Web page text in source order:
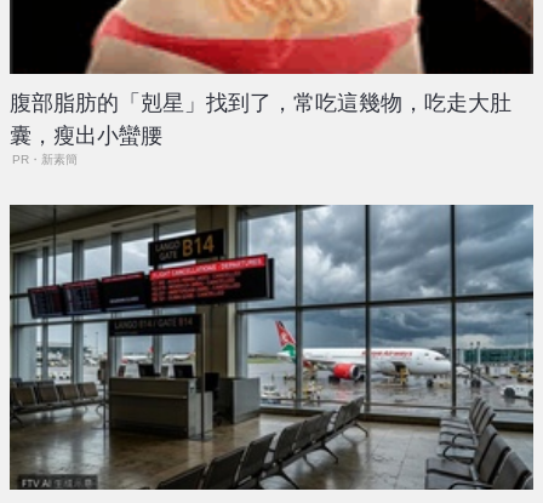
腹部脂肪的「剋星」找到了，常吃這幾物，吃走大肚
囊，瘦出小蠻腰
PR・新素簡